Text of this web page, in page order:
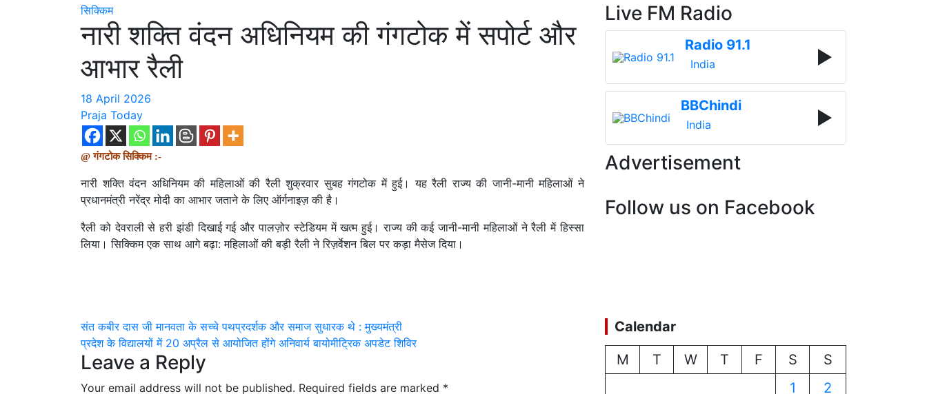
सिक्किम
नारी शक्ति वंदन अधिनियम की गंगटोक में सपोर्ट और
आभार रैली
18 April 2026
Praja Today
@ गंगटोक सिक्किम :-
नारी शक्ति वंदन अधिनियम की महिलाओं की रैली शुक्रवार सुबह गंगटोक में हुई। यह रैली राज्य की जानी-मानी महिलाओं ने
प्रधानमंत्री नरेंद्र मोदी का आभार जताने के लिए ऑर्गनाइज़ की है।
रैली को देवराली से हरी झंडी दिखाई गई और पालज़ोर स्टेडियम में खत्म हुई। राज्य की कई जानी-मानी महिलाओं ने रैली में हिस्सा
लिया। सिक्किम एक साथ आगे बढ़ा: महिलाओं की बड़ी रैली ने रिज़र्वेशन बिल पर कड़ा मैसेज दिया।
Post
navigation
संत कबीर दास जी मानवता के सच्चे पथप्रदर्शक और समाज सुधारक थे : मुख्यमंत्री
प्रदेश के विद्यालयों में 20 अप्रैल से आयोजित होंगे अनिवार्य बायोमीट्रिक अपडेट शिविर
Leave a Reply
Your email address will not be published. Required fields are marked *
Live FM Radio
Radio 91.1
India
BBChindi
India
Advertisement
Follow us on Facebook
Calendar
M T W T F S
S
1
2